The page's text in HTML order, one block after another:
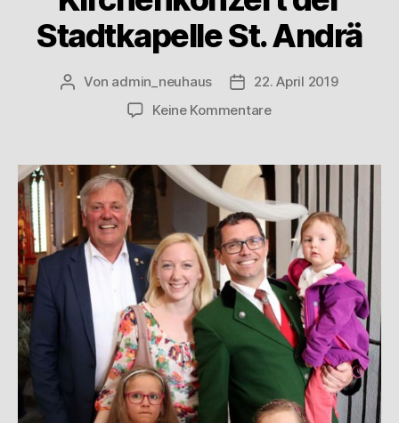
Stadtkapelle St. Andrä
Von admin_neuhaus
22. April 2019
Keine Kommentare